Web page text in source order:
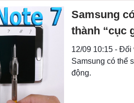
Samsung
thành “cục
12/09 10:15 -
Samsung có thể
động.